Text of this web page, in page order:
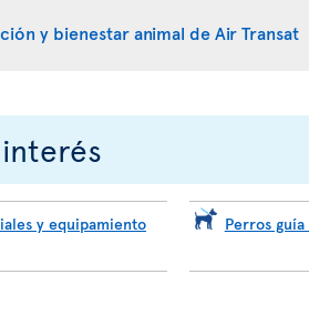
y bienestar animal de Air Transat
y equipamiento
Perros